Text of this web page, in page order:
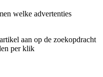
welke advertenties
aan op de zoekopdracht
per klik